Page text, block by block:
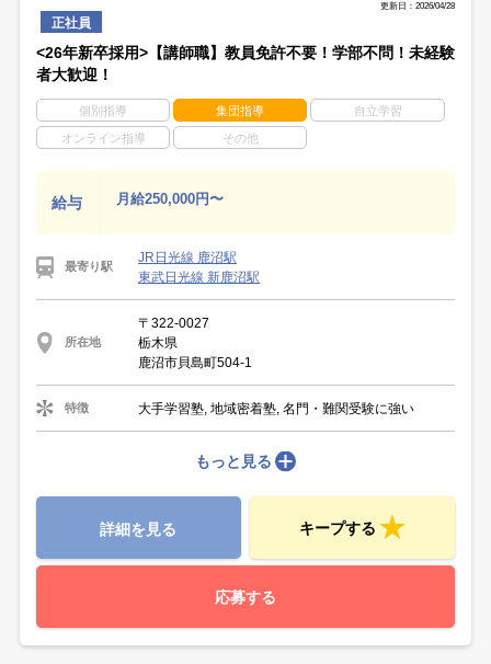
更新日：2026/04/28
正社員
<26年新卒採用>【講師職】教員免許不要！学部不問！未経験
者大歓迎！
個別指導 集団指導 自立学習
オンライン指導 その他
給与 月給250,000円〜
最寄り駅
JR日光線 鹿沼駅
東武日光線 新鹿沼駅
所在地
〒322-0027
栃木県
鹿沼市貝島町504-1
特徴 大手学習塾, 地域密着塾, 名門・難関受験に強い
もっと見る
詳細を見る キープする
応募する